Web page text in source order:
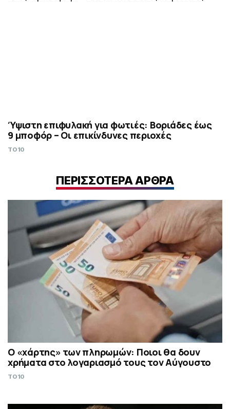
Ύψιστη επιφυλακή για φωτιές: Βοριάδες έως
9 μποφόρ – Οι επικίνδυνες περιοχές
TO10
ΠΕΡΙΣΣΟΤΕΡΑ ΑΡΘΡΑ
Ο «χάρτης» των πληρωμών: Ποιοι θα δουν
χρήματα στο λογαριασμό τους τον Αύγουστο
TO10